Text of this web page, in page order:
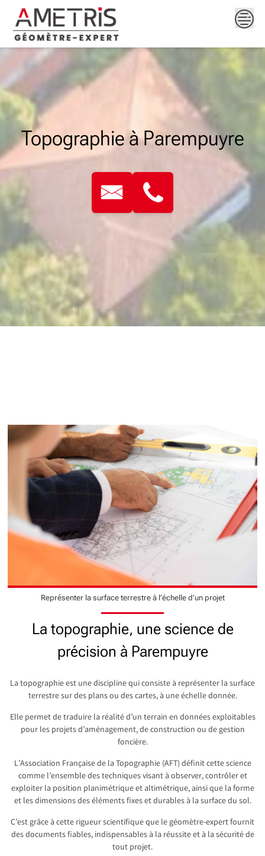
content
Topographie à Parempuyre
Représenter la surface terrestre à l’échelle d’un projet
La topographie, une science de
précision à Parempuyre
La topographie est une discipline qui consiste à représenter la surface
terrestre sur des plans ou des cartes, à une échelle donnée.
Elle permet de traduire la réalité d’un terrain en données exploitables
pour les projets d’aménagement, de construction ou de gestion
foncière.
L’Association Française de la Topographie (AFT) définit cette science
comme l’ensemble des techniques visant à observer, contrôler et
exploiter la position planimétrique et altimétrique, ainsi que la forme
et les dimensions des éléments fixes et durables à la surface du sol.
C’est grâce à cette rigueur scientifique que le géomètre-expert fournit
des documents fiables, indispensables à la réussite et à la sécurité de
tout projet.